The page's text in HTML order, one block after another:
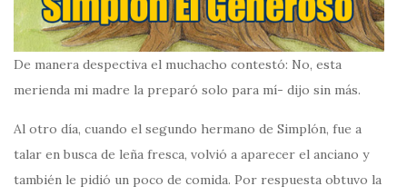
De manera despectiva el muchacho contestó: No, esta
merienda mi madre la preparó solo para mí- dijo sin más.
Al otro día, cuando el segundo hermano de Simplón, fue a
talar en busca de leña fresca, volvió a aparecer el anciano y
también le pidió un poco de comida. Por respuesta obtuvo la